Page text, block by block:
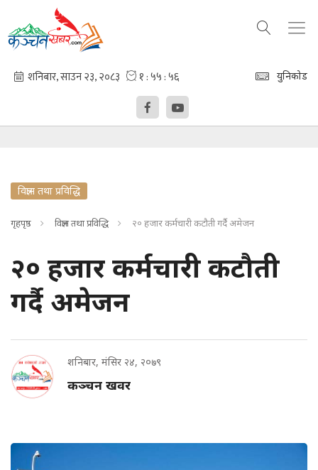
युनिकोड
विज्ञान तथा प्रविद्धि
गृहपृष्ठ विज्ञान तथा प्रविद्धि २० हजार कर्मचारी कटौती गर्दै अमेजन
२० हजार कर्मचारी कटौती
गर्दै अमेजन
शनिबार, मंसिर २४, २०७९
कञ्चन खवर